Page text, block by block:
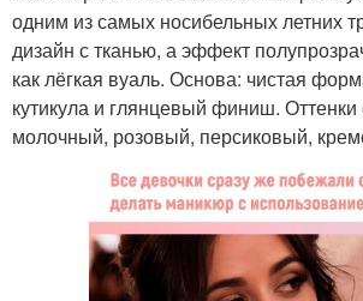
одним из самых носибельных летних
дизайн с тканью, а эффект
как лёгкая вуаль. Основа: чистая
кутикула и глянцевый финиш.
молочный, розовый, персиковый,